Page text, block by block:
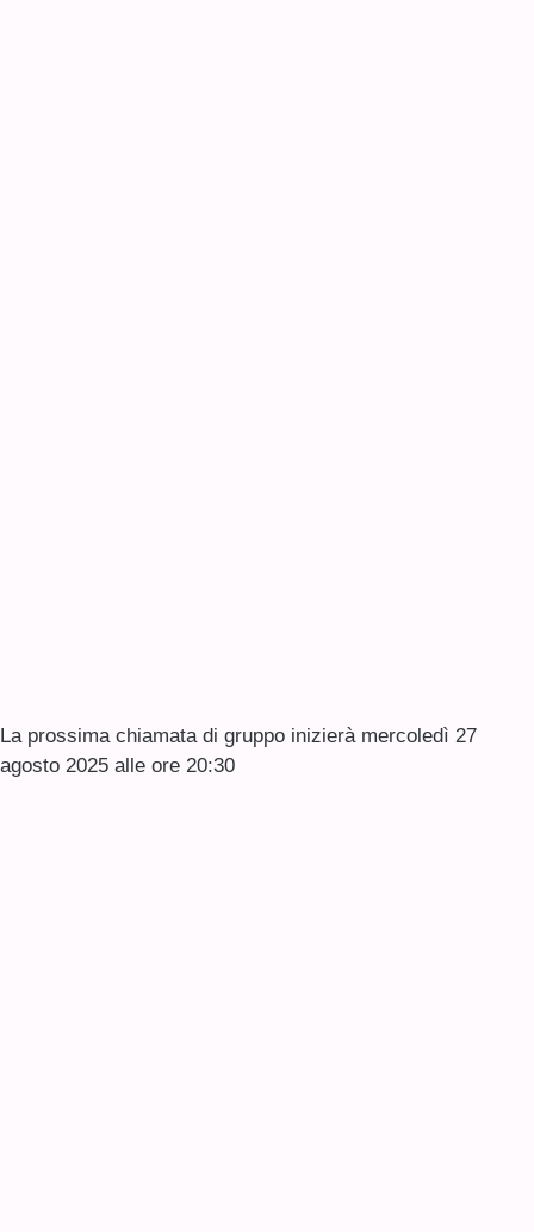
La prossima chiamata di gruppo inizierà mercoledì 27
agosto 2025 alle ore 20:30